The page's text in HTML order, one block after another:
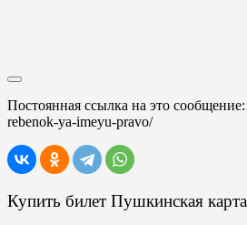
Постоянная ссылка на это сообщение:
rebenok-ya-imeyu-pravo/
Купить билет Пушкинская карта